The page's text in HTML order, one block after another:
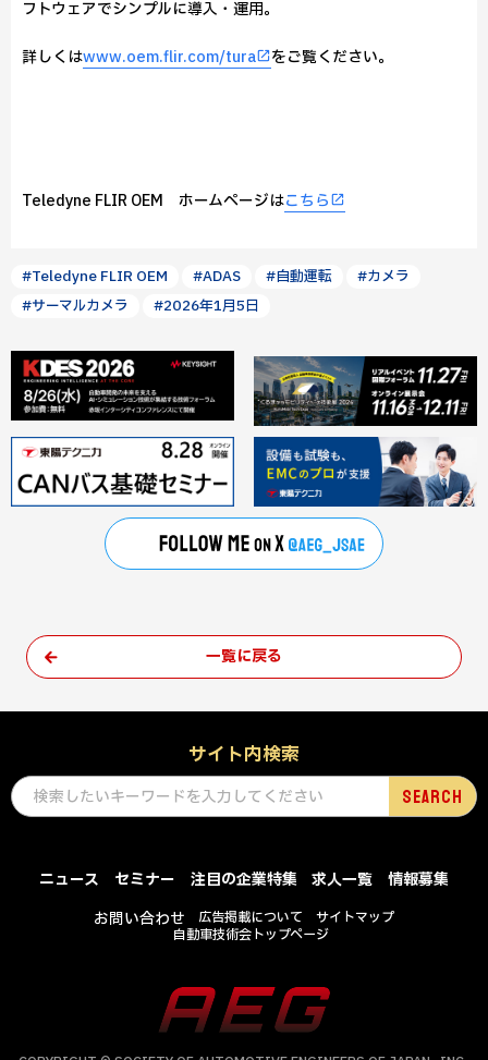
フトウェアでシンプルに導入・運用。
詳しくはwww.oem.flir.com/tura をご覧ください。
Teledyne FLIR OEM ホームページはこちら
#Teledyne FLIR OEM #ADAS #自動運転
#カメラ
#サーマルカメラ
#2026年1月5日
一覧に戻る
サイト内検索
ニュース セミナー 注目の企業特集 求人一覧
情報募集
お問い合わせ
広告掲載について
サイトマップ
自動車技術会トップページ